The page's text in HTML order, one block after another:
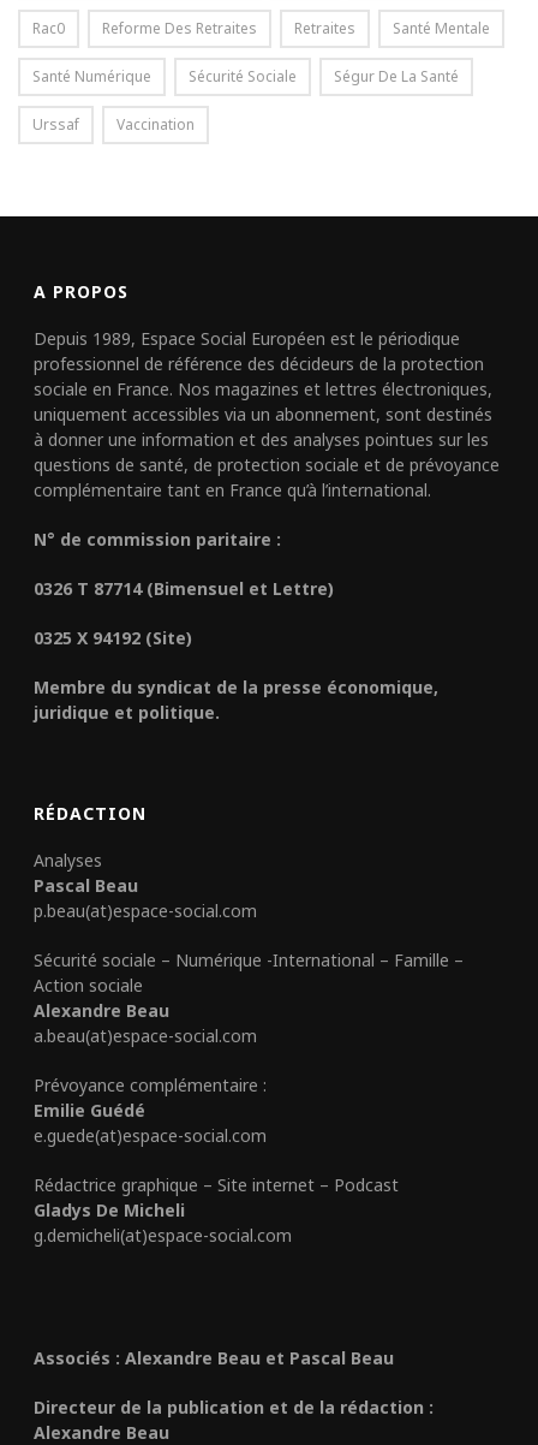
Rac0 Reforme Des Retraites Retraites Santé Mentale
Santé Numérique Sécurité Sociale Ségur De La Santé
Urssaf Vaccination
A PROPOS
Depuis 1989, Espace Social Européen est le périodique
professionnel de référence des décideurs de la protection
sociale en France. Nos magazines et lettres électroniques,
uniquement accessibles via un abonnement, sont destinés
à donner une information et des analyses pointues sur les
questions de santé, de protection sociale et de prévoyance
complémentaire tant en France qu’à l’international.
N° de commission paritaire :
0326 T 87714 (Bimensuel et Lettre)
0325 X 94192 (Site)
Membre du syndicat de la presse économique,
juridique et politique.
RÉDACTION
Analyses
Pascal Beau
p.beau(at)espace-social.com
Sécurité sociale – Numérique -International – Famille –
Action sociale
Alexandre Beau
a.beau(at)espace-social.com
Prévoyance complémentaire :
Emilie Guédé
e.guede(at)espace-social.com
Rédactrice graphique – Site internet – Podcast
Gladys De Micheli
g.demicheli(at)espace-social.com
Associés : Alexandre Beau et Pascal Beau
Directeur de la publication et de la rédaction :
Alexandre Beau